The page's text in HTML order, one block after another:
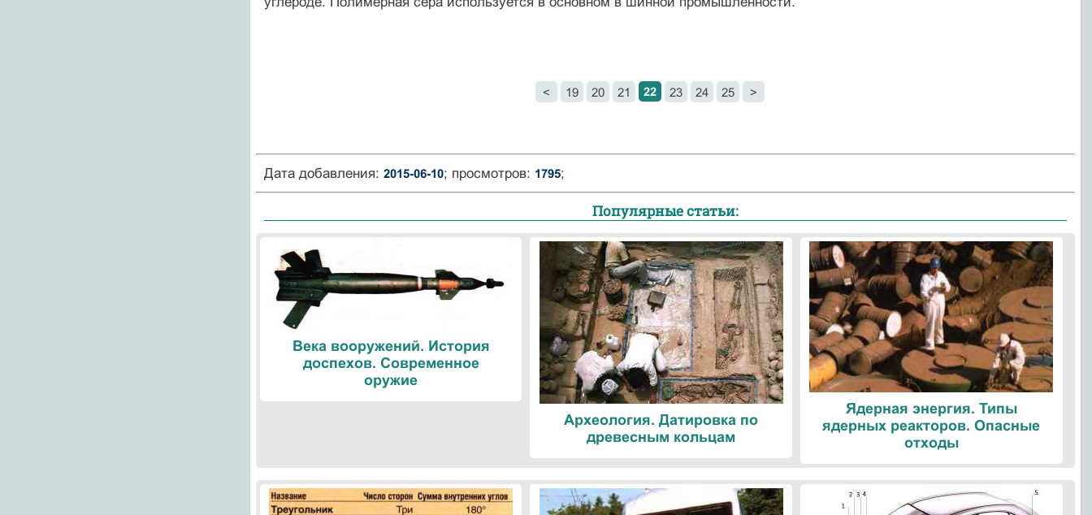
< 19 20 21 22 23 24 25 >
Дата добавления: 2015-06-10; просмотров: 1795;
Популярные статьи:
Века вооружений. История
доспехов. Современное
оружие
Археология. Датировка по
древесным кольцам
Ядерная энергия. Типы
ядерных реакторов. Опасные
отходы